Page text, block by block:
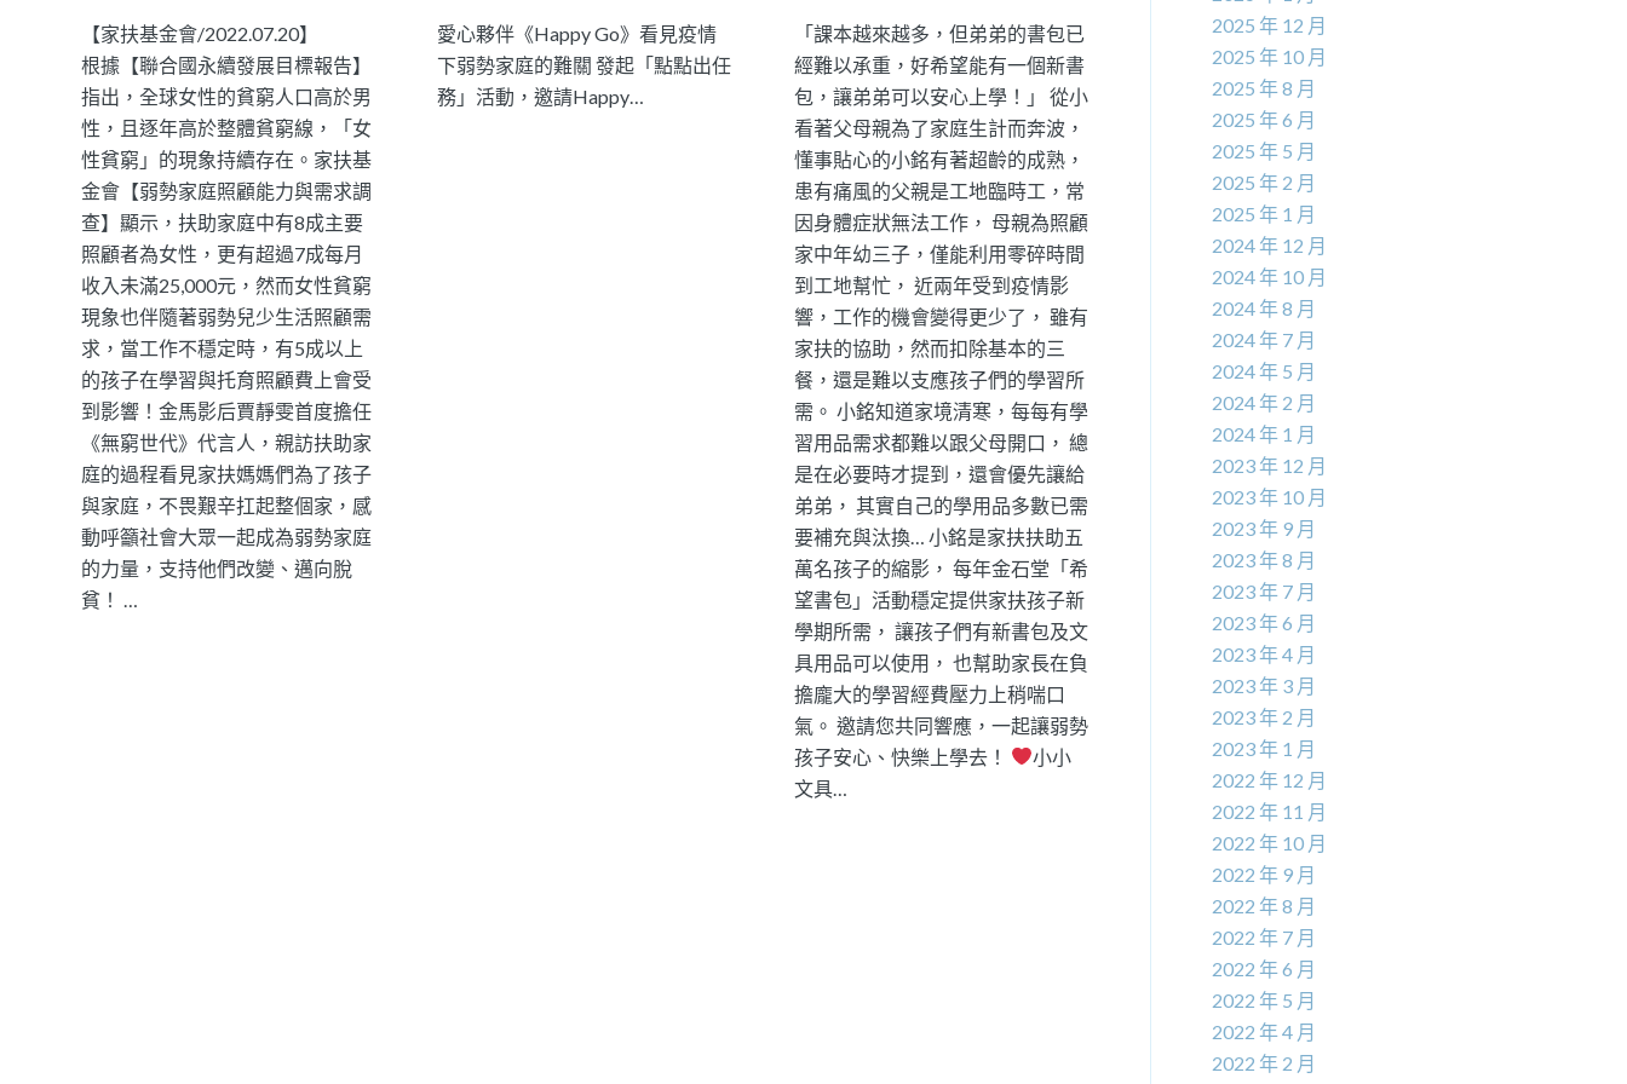
【家扶基金會/2022.07.20】
根據【聯合國永續發展目標報告】
指出，全球女性的貧窮人口高於男
性，且逐年高於整體貧窮線，「女
性貧窮」的現象持續存在。家扶基
金會【弱勢家庭照顧能力與需求調
查】顯示，扶助家庭中有8成主要
照顧者為女性，更有超過7成每月
收入未滿25,000元，然而女性貧窮
現象也伴隨著弱勢兒少生活照顧需
求，當工作不穩定時，有5成以上
的孩子在學習與托育照顧費上會受
到影響！金馬影后賈靜雯首度擔任
《無窮世代》代言人，親訪扶助家
庭的過程看見家扶媽媽們為了孩子
與家庭，不畏艱辛扛起整個家，感
動呼籲社會大眾一起成為弱勢家庭
的力量，支持他們改變、邁向脫
貧！ …
愛心夥伴《Happy Go》看見疫情
下弱勢家庭的難關 發起「點點出任
務」活動，邀請Happy…
「課本越來越多，但弟弟的書包已
經難以承重，好希望能有一個新書
包，讓弟弟可以安心上學！」 從小
看著父母親為了家庭生計而奔波，
懂事貼心的小銘有著超齡的成熟，
患有痛風的父親是工地臨時工，常
因身體症狀無法工作， 母親為照顧
家中年幼三子，僅能利用零碎時間
到工地幫忙， 近兩年受到疫情影
響，工作的機會變得更少了， 雖有
家扶的協助，然而扣除基本的三
餐，還是難以支應孩子們的學習所
需。 小銘知道家境清寒，每每有學
習用品需求都難以跟父母開口， 總
是在必要時才提到，還會優先讓給
弟弟， 其實自己的學用品多數已需
要補充與汰換… 小銘是家扶扶助五
萬名孩子的縮影， 每年金石堂「希
望書包」活動穩定提供家扶孩子新
學期所需， 讓孩子們有新書包及文
具用品可以使用， 也幫助家長在負
擔龐大的學習經費壓力上稍喘口
氣。 邀請您共同響應，一起讓弱勢
孩子安心、快樂上學去！
小小
文具…
2025 年 12 月
2025 年 10 月
2025 年 8 月
2025 年 6 月
2025 年 5 月
2025 年 2 月
2025 年 1 月
2024 年 12 月
2024 年 10 月
2024 年 8 月
2024 年 7 月
2024 年 5 月
2024 年 2 月
2024 年 1 月
2023 年 12 月
2023 年 10 月
2023 年 9 月
2023 年 8 月
2023 年 7 月
2023 年 6 月
2023 年 4 月
2023 年 3 月
2023 年 2 月
2023 年 1 月
2022 年 12 月
2022 年 11 月
2022 年 10 月
2022 年 9 月
2022 年 8 月
2022 年 7 月
2022 年 6 月
2022 年 5 月
2022 年 4 月
2022 年 2 月